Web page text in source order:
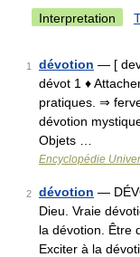
Interpretation
1 dévotion — [
dévot 1 ♦
pratiques. ⇒
dévotion
Objets …
Encyclopédie
2 dévotion —
Dieu. Vraie
la dévotion. Être
Exciter à la